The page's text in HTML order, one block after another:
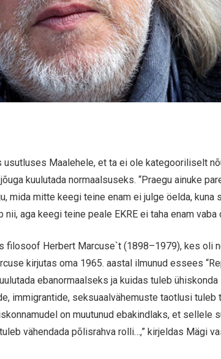
usutluses Maalehele, et ta ei ole kategooriliselt
kuulutada normaalsuseks. “Praegu ainuke
mida mitte keegi teine enam ei julge öelda,
aga keegi teine peale EKRE ei taha enam vaba
filosoof Herbert Marcuse`t (1898–1979), kes oli
kirjutas oma 1965. aastal ilmunud essees
ebanormaalseks ja kuidas tuleb ühiskonda
immigrantide, seksuaalvähemuste taotlusi tuleb
on muutunud ebakindlaks, et sellele
vähendada põlisrahva rolli…,” kirjeldas Mägi